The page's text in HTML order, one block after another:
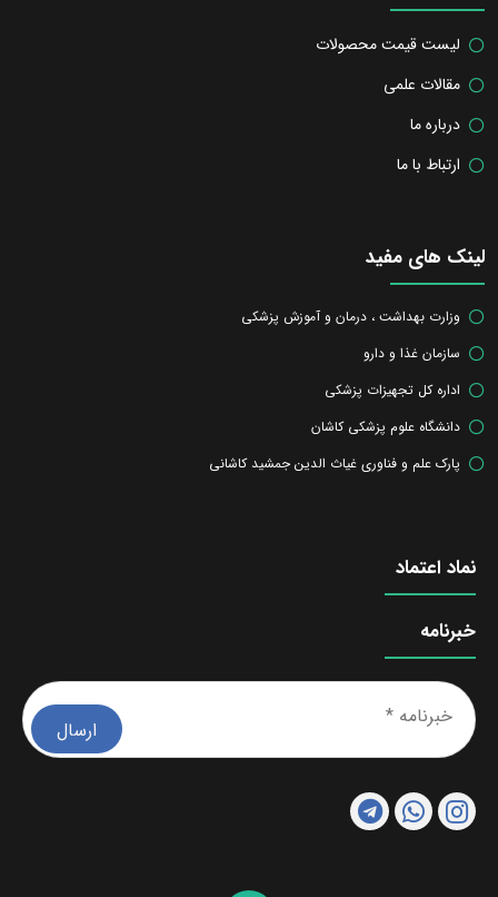
لیست قیمت محصولات
مقالات علمی
درباره ما
ارتباط با ما
لینک های مفید
وزارت بهداشت ، درمان و آموزش پزشکی
سازمان غذا و دارو
اداره کل تجهیزات پزشکی
دانشگاه علوم پزشکی کاشان
پارک علم و فناوری غیاث الدین جمشید کاشانی
نماد اعتماد
خبرنامه
*